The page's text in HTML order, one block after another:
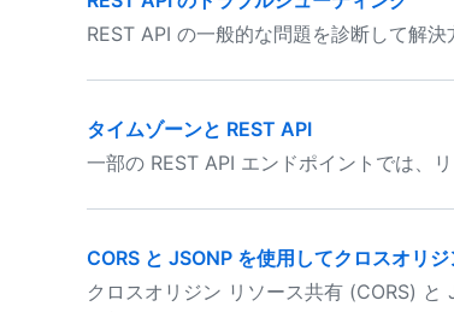
REST API の一般的な問題を診断して解決
タイムゾーンと REST API
一部の REST API エンドポイントでは、
CORS と JSONP を使用してクロスオリ
クロスオリジン リソース共有 (CORS)